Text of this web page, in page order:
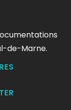
de-Marne.